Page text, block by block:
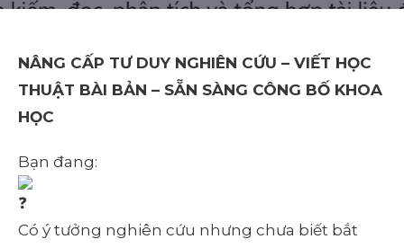
NÂNG CẤP TƯ DUY NGHIÊN CỨU – VIẾT HỌC
THUẬT BÀI BẢN – SẴN SÀNG CÔNG BỐ KHOA
HỌC
Bạn đang:
Có ý tưởng nghiên cứu nhưng chưa biết bắt